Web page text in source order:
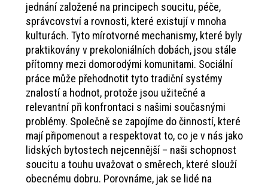
jednání založené na principech soucitu, péče,
správcovství a rovnosti, které existují v mnoha
kulturách. Tyto mírotvorné mechanismy, které byly
praktikovány v prekoloniálních dobách, jsou stále
přítomny mezi domorodými komunitami. Sociální
práce může přehodnotit tyto tradiční systémy
znalostí a hodnot, protože jsou užitečné a
relevantní při konfrontaci s našimi současnými
problémy. Společně se zapojíme do činností, které
mají připomenout a respektovat to, co je v nás jako
lidských bytostech nejcennější – naši schopnost
soucitu a touhu uvažovat o směrech, které slouží
obecnému dobru. Porovnáme, jak se lidé na